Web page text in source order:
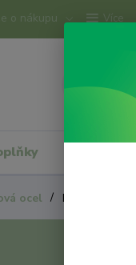
o nákupu Více
ocel Pomněnky